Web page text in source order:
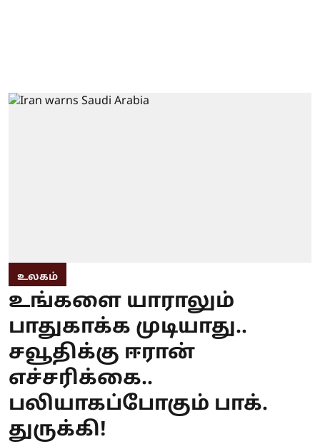
உலகம்
உங்களை யாராலும்
பாதுகாக்க முடியாது..
சவூதிக்கு ஈரான்
எச்சரிக்கை..
பலியாகப்போகும் பாக்.
துருக்கி!